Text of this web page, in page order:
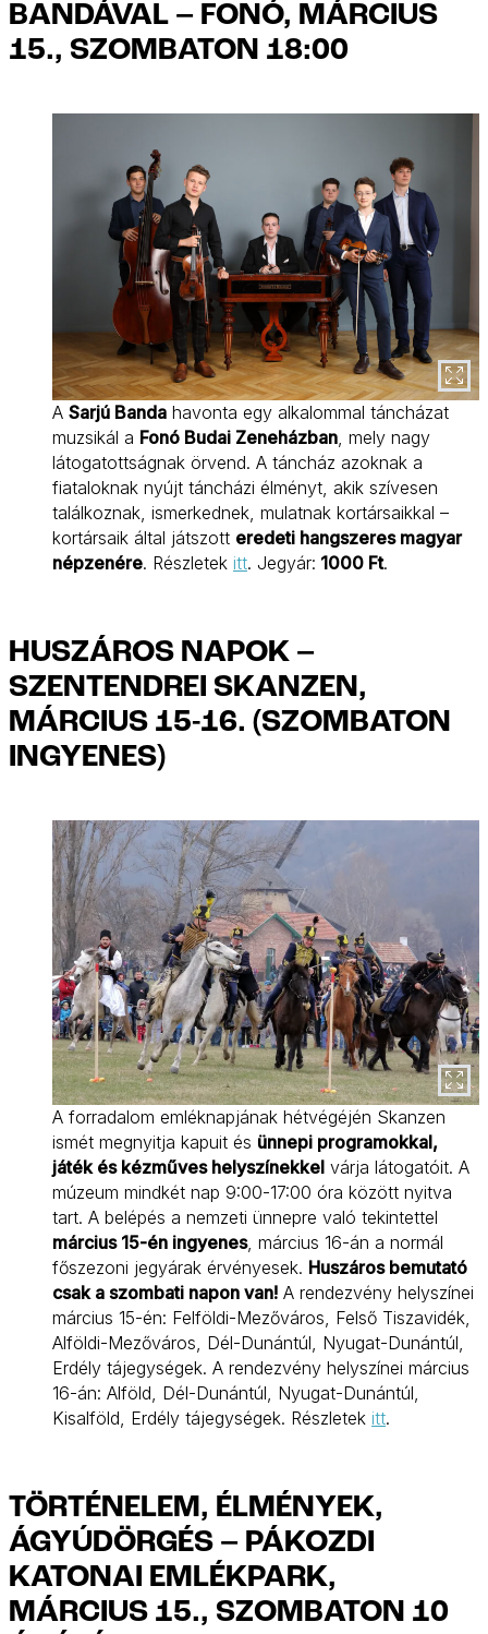
BANDÁVAL – FONÓ, MÁRCIUS
15., SZOMBATON 18:00
A Sarjú Banda havonta egy alkalommal táncházat
muzsikál a Fonó Budai Zeneházban , mely nagy
látogatottságnak örvend. A táncház azoknak a
fiataloknak nyújt táncházi élményt, akik szívesen
találkoznak, ismerkednek, mulatnak kortársaikkal –
kortársaik által játszott eredeti hangszeres magyar
népzenére. Részletek itt. Jegyár: 1000 Ft.
HUSZÁROS NAPOK –
SZENTENDREI SKANZEN,
MÁRCIUS 15-16. (SZOMBATON
INGYENES)
A forradalom emléknapjának hétvégéjén Skanzen
ismét megnyitja kapuit és ünnepi programokkal,
játék és kézműves helyszínekkel várja látogatóit. A
múzeum mindkét nap 9:00-17:00 óra között nyitva
tart. A belépés a nemzeti ünnepre való tekintettel
március 15-én ingyenes, március 16-án a normál
főszezoni jegyárak érvényesek. Huszáros bemutató
csak a szombati napon van! A rendezvény helyszínei
március 15-én: Felföldi-Mezőváros, Felső Tiszavidék,
Alföldi-Mezőváros, Dél-Dunántúl, Nyugat-Dunántúl,
Erdély tájegységek. A rendezvény helyszínei március
16-án: Alföld, Dél-Dunántúl, Nyugat-Dunántúl,
Kisalföld, Erdély tájegységek. Részletek itt.
TÖRTÉNELEM, ÉLMÉNYEK,
ÁGYÚDÖRGÉS – PÁKOZDI
KATONAI EMLÉKPARK,
MÁRCIUS 15., SZOMBATON 10